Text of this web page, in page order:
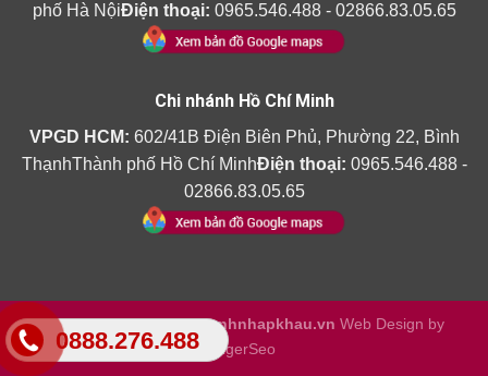
0888.276.488
phố Hà NộiĐiện thoại: 0965.546.488 - 02866.83.05.65
Chi nhánh Hồ Chí Minh
VPGD HCM: 602/41B Điện Biên Phủ, Phường 22, Bình
ThạnhThành phố Hồ Chí MinhĐiện thoại: 0965.546.488 -
02866.83.05.65
Copyright 2026 ©Amthanhnhapkhau.vn Web Design by
TigerSeo